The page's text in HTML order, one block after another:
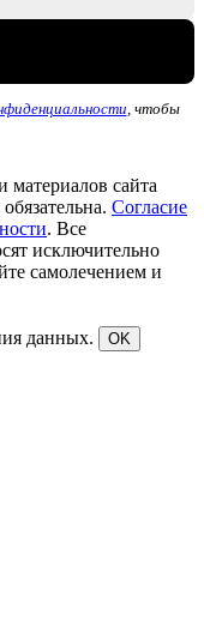
, чтобы
сайта
Согласие
. Все
исключительно
самолечением и
данных. OK